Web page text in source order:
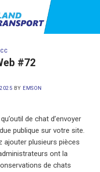
#72
BY EMSON
de chat d’envoyer
publique sur votre site.
ajouter plusieurs pièces
ont la
de chats